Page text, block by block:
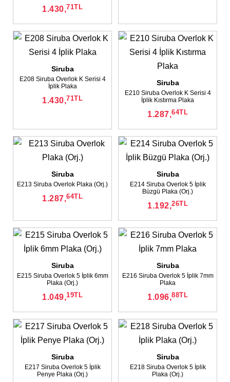
1.430,71TL
Siruba
E208 Siruba Overlok K Serisi 4
İplik Plaka
1.430,71TL
Siruba
E210 Siruba Overlok K Serisi 4
İplik Kıstırma Plaka
1.287,64TL
Siruba
E213 Siruba Overlok Plaka (Orj.)
1.287,64TL
Siruba
E214 Siruba Overlok 5 İplik
Büzgü Plaka (Orj.)
1.192,26TL
Siruba
E215 Siruba Overlok 5 İplik 6mm
Plaka (Orj.)
1.049,19TL
Siruba
E216 Siruba Overlok 5 İplik 7mm
Plaka
1.096,88TL
Siruba
E217 Siruba Overlok 5 İplik
Penye Plaka (Orj.)
Siruba
E218 Siruba Overlok 5 İplik
Plaka (Orj.)